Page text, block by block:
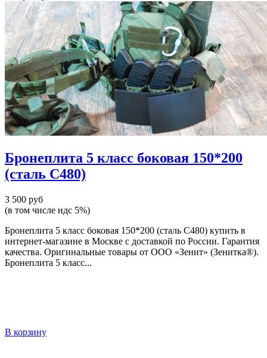
Бронеплита 5 класс боковая 150*200
(сталь С480)
3 500 руб
(в том числе ндс 5%)
Бронеплита 5 класс боковая 150*200 (сталь С480) купить в
интернет-магазине в Москве с доставкой по России. Гарантия
качества. Оригинальные товары от ООО «Зенит» (Зенитка®).
Бронеплита 5 класс...
В корзину